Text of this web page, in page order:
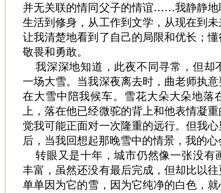
并无关联的情同父子的情谊……我静静地
生活到修身，从工作到文学，从现在到
让我清楚地看到了自己的局限和优长；
敬畏和勇敢。
我深深地知道，此夜不同寻常，但却
一场大雪。当我深夜离去时，曲老师执
在大雪中陪我候车。雪花大朵大朵地落
上，落在他已经微驼的背上和他表情凝
觉我可能正面对一次隆重的远行。但我
后，当我回想起那晚雪中的情景，我的
转眼又是十年，城市仍然像一张没有
丰富，虽然还没有最后完成，但却比以
单单因为它的雪，因为它纯净的白色，